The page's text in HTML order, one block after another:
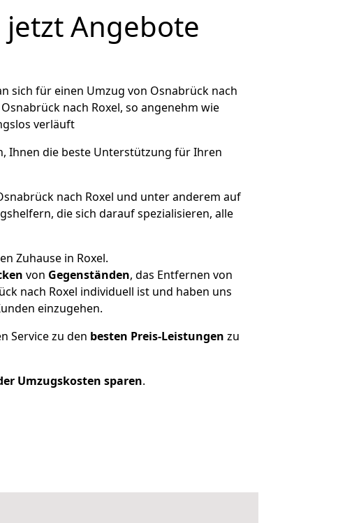
jetzt Angebote
sich für einen Umzug von Osnabrück nach
nach Roxel, so angenehm wie
verläuft
Ihnen die beste Unterstützung für Ihren
nach Roxel und unter anderem auf
die sich darauf spezialisieren, alle
Zuhause in Roxel.
von Gegenständen, das Entfernen von
nach Roxel individuell ist und haben uns
einzugehen.
Service zu den besten Preis-Leistungen zu
Umzugskosten sparen.